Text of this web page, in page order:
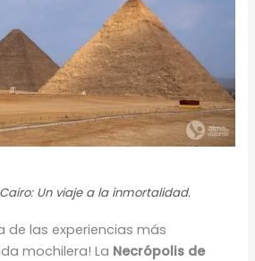
Un viaje a la inmortalidad.
de las experiencias más
mochilera! La Necrópolis de